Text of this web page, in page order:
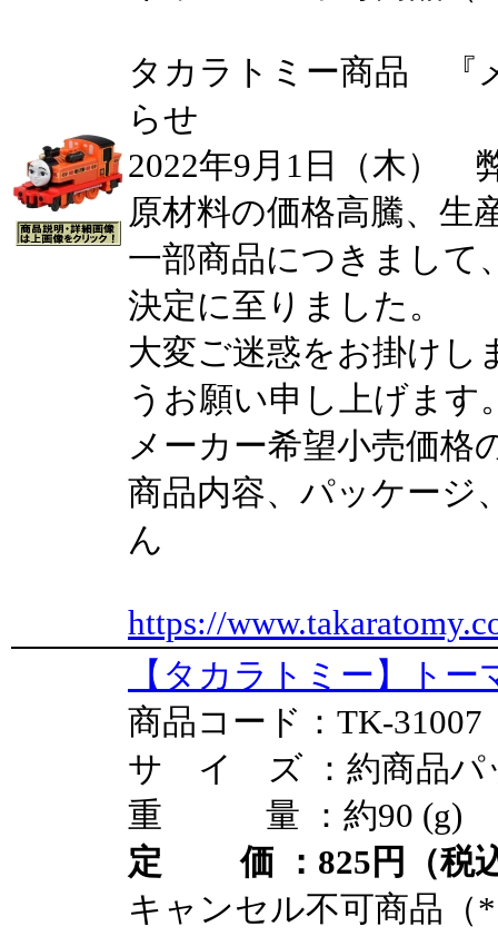
タカラトミー商品 『
らせ
2022年9月1日（木）
原材料の価格高騰、生
一部商品につきまして
決定に至りました。
大変ご迷惑をお掛けし
うお願い申し上げます
メーカー希望小売価格
商品内容、パッケージ
ん
https://
【タカラトミー】ト
商品コード：TK-31007
サ イ ズ ：約商品パ
重 量 ：約90 (g)
定 価 ：825円（税
キャンセル不可商品（